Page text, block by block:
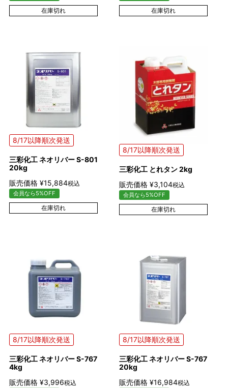
在庫切れ 在庫切れ
8/17以降順次発送
三彩化工 ネオリバー S-801
20kg
販売価格 ¥15,884税込
会員なら5%OFF
在庫切れ
8/17以降順次発送
三彩化工 とれタン 2kg
販売価格 ¥3,104税込
会員なら5%OFF
在庫切れ
8/17以降順次発送
三彩化工 ネオリバー S-767
4kg
販売価格 ¥3,996税込
8/17以降順次発送
三彩化工 ネオリバー S-767
20kg
販売価格 ¥16,984税込